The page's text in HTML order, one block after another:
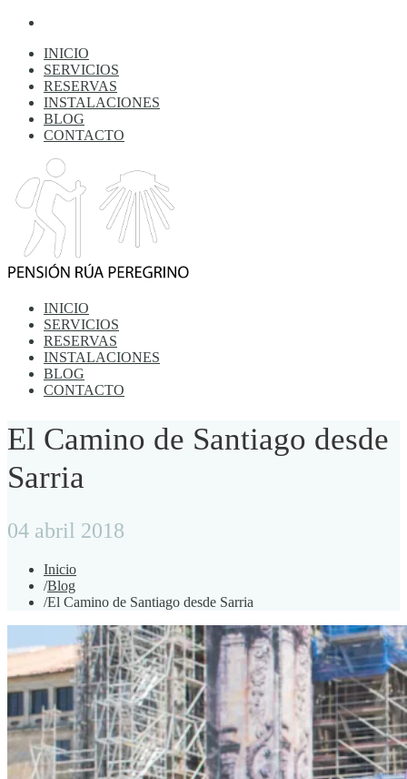
INICIO
SERVICIOS
RESERVAS
INSTALACIONES
BLOG
CONTACTO
INICIO
SERVICIOS
RESERVAS
INSTALACIONES
BLOG
CONTACTO
El Camino de Santiago desde
Sarria
04 abril 2018
Inicio
/Blog
/El Camino de Santiago desde Sarria